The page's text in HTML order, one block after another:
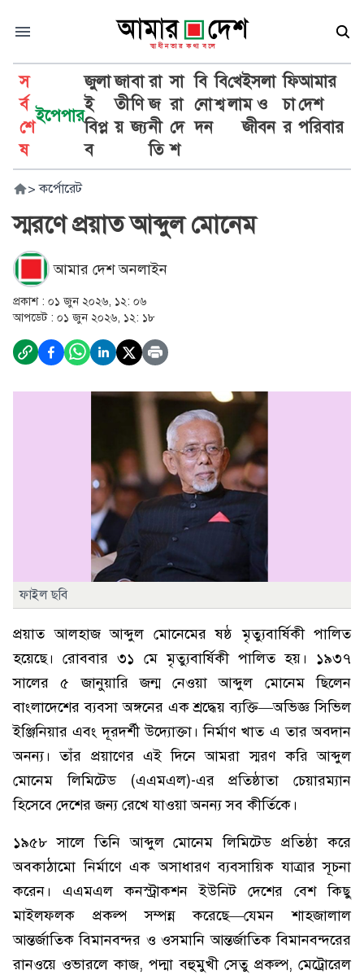
স
র্ব
শে
ষ
ইপেপার
জুলা
ই
বিপ্ল
ব
জা
তী
য়
বা
ণি
জ্য
রা
জ
নী
তি
সা
রা
দে
শ
বি
নো
দন
বি
শ্ব
খে
লা
ইসলা
ম ও
জীবন
ফি
চা
র
আমার
দেশ
পরিবার
> কর্পোরেট
স্মরণে প্রয়াত আব্দুল মোনেম
আমার দেশ অনলাইন
প্রকাশ : ০১ জুন ২০২৬, ১২: ০৬
আপডেট : ০১ জুন ২০২৬, ১২: ১৮
ফাইল ছবি
প্রয়াত আলহাজ আব্দুল মোনেমের ষষ্ঠ মৃত্যুবার্ষিকী পালিত
হয়েছে। রোববার ৩১ মে মৃত্যুবার্ষিকী পালিত হয়। ১৯৩৭
সালের ৫ জানুয়ারি জন্ম নেওয়া আব্দুল মোনেম ছিলেন
বাংলাদেশের ব্যবসা অঙ্গনের এক শ্রদ্ধেয় ব্যক্তি—অভিজ্ঞ সিভিল
ইঞ্জিনিয়ার এবং দূরদর্শী উদ্যোক্তা। নির্মাণ খাত এ তার অবদান
অনন্য। তাঁর প্রয়াণের এই দিনে আমরা স্মরণ করি আব্দুল
মোনেম লিমিটেড (এএমএল)-এর প্রতিষ্ঠাতা চেয়ারম্যান
হিসেবে দেশের জন্য রেখে যাওয়া অনন্য সব কীর্তিকে।
১৯৫৮ সালে তিনি আব্দুল মোনেম লিমিটেড প্রতিষ্ঠা করে
অবকাঠামো নির্মাণে এক অসাধারণ ব্যবসায়িক যাত্রার সূচনা
করেন। এএমএল কনস্ট্রাকশন ইউনিট দেশের বেশ কিছু
মাইলফলক প্রকল্প সম্পন্ন করেছে—যেমন শাহজালাল
আন্তর্জাতিক বিমানবন্দর ও ওসমানি আন্তর্জাতিক বিমানবন্দরের
রানওয়ে ওভারলে কাজ, পদ্মা বহুমুখী সেতু প্রকল্প, মেট্রোরেল